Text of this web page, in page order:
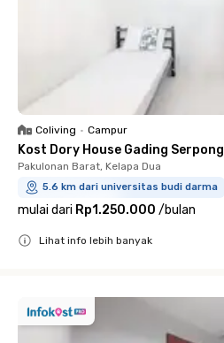
Coliving • Campur
Kost Dory House Gading Serpong
Pakulonan Barat, Kelapa Dua
5.6 km dari universitas budi darma
mulai dari Rp1.250.000 /bulan
Lihat info lebih banyak